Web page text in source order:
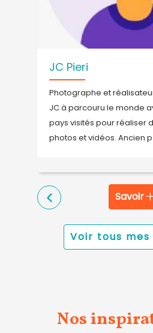
JC Pieri
Photographe et
JC à parcouru le monde
pays visités pour réaliser
photos et vidéos. Ancien
Savoir
Voir tous
Nos